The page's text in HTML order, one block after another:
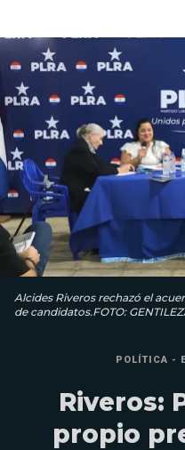
Alcides Riveros rechazó el
de candidatos.FOTO:
POLÍTICA -
Riveros:
propio